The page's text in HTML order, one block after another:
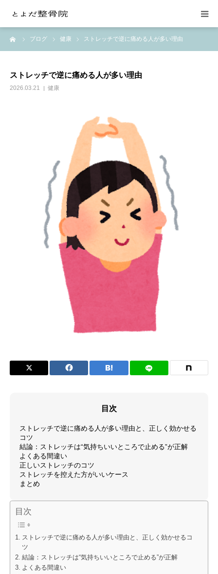
ブログ 健康 ストレッチで逆に痛める人が多い理由
ストレッチで逆に痛める人が多い理由
2026.03.21 健康
目次
ストレッチで逆に痛める人が多い理由と、正しく効かせる
コツ
結論：ストレッチは“気持ちいいところで止める”が正解
よくある間違い
正しいストレッチのコツ
ストレッチを控えた方がいいケース
まとめ
目次
ストレッチで逆に痛める人が多い理由と、正しく効かせるコ
ツ
結論：ストレッチは“気持ちいいところで止める”が正解
よくある間違い
当院の紹介
お問い合わせ
よみもの
症状